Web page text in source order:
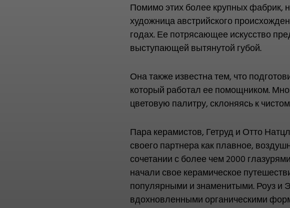
Помимо этих более крупных фабрик,
художница австрийского
годах. Ее потрясающее искусство
выступающей вытянутой губой.
Она также известна тем, что
который работал ее помощником.
цветовую палитру, склоняясь к
Пара керамистов, Гетруд и Отто
своего партнера как плавное,
сочетании с более чем 2000
начали свое керамическое
популярными и знаменитыми. Роуз и
вдохновленными органическими